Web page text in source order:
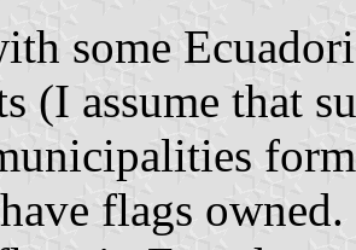
some
(I assume that
flags